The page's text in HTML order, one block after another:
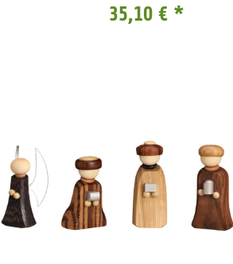
35,10 € *